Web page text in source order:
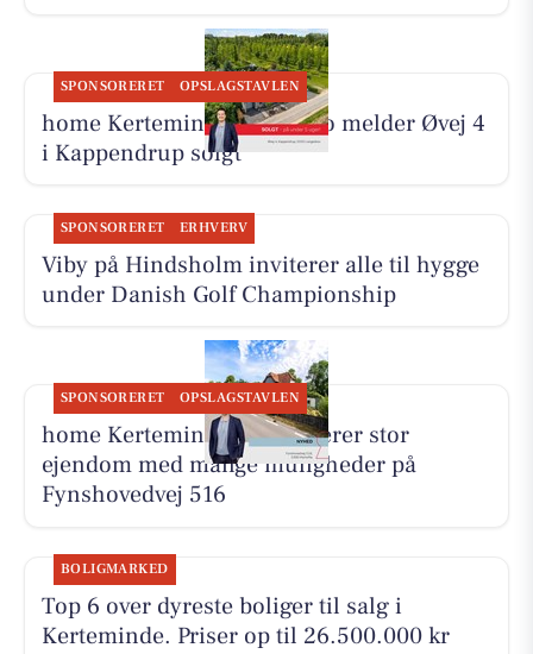
SPONSORERET OPSLAGSTAVLEN
home Kerteminde-Munkebo melder Øvej 4
i Kappendrup solgt
SPONSORERET ERHVERV
Viby på Hindsholm inviterer alle til hygge
under Danish Golf Championship
SPONSORERET OPSLAGSTAVLEN
home Kerteminde præsenterer stor
ejendom med mange muligheder på
Fynshovedvej 516
BOLIGMARKED
Top 6 over dyreste boliger til salg i
Kerteminde. Priser op til 26.500.000 kr